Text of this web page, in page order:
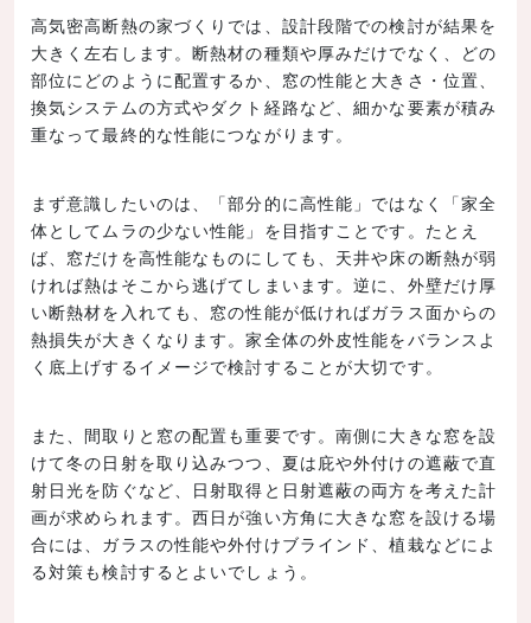
高気密高断熱の家づくりでは、設計段階での検討が結果を
大きく左右します。断熱材の種類や厚みだけでなく、どの
部位にどのように配置するか、窓の性能と大きさ・位置、
換気システムの方式やダクト経路など、細かな要素が積み
重なって最終的な性能につながります。
まず意識したいのは、「部分的に高性能」ではなく「家全
体としてムラの少ない性能」を目指すことです。たとえ
ば、窓だけを高性能なものにしても、天井や床の断熱が弱
ければ熱はそこから逃げてしまいます。逆に、外壁だけ厚
い断熱材を入れても、窓の性能が低ければガラス面からの
熱損失が大きくなります。家全体の外皮性能をバランスよ
く底上げするイメージで検討することが大切です。
また、間取りと窓の配置も重要です。南側に大きな窓を設
けて冬の日射を取り込みつつ、夏は庇や外付けの遮蔽で直
射日光を防ぐなど、日射取得と日射遮蔽の両方を考えた計
画が求められます。西日が強い方角に大きな窓を設ける場
合には、ガラスの性能や外付けブラインド、植栽などによ
る対策も検討するとよいでしょう。